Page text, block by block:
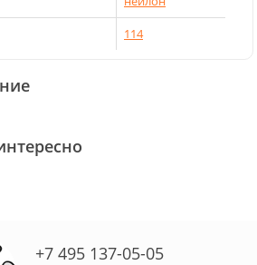
114
+7 495 137-05-05